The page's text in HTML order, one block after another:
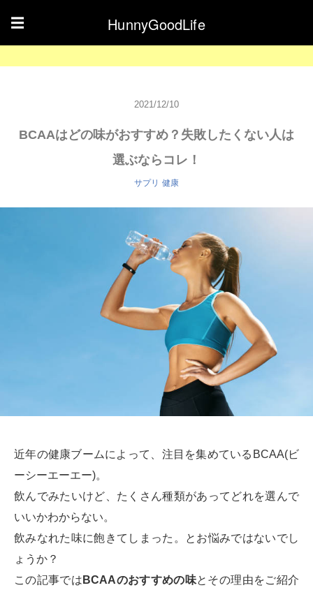
☰ HunnyGoodLife
2021/12/10
BCAAはどの味がおすすめ？失敗したくない人は
選ぶならコレ！
サプリ 健康
近年の健康ブームによって、注目を集めているBCAA(ビ
ーシーエーエー)。
飲んでみたいけど、たくさん種類があってどれを選んで
いいかわからない。
飲みなれた味に飽きてしまった。とお悩みではないでし
ょうか？
この記事では BCAAのおすすめの味とその理由をご紹介